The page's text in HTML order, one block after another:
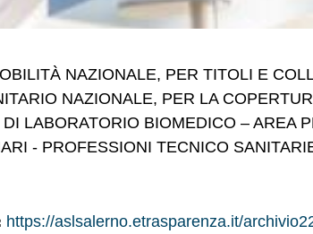
NAZIONALE, PER TITOLI E
NAZIONALE, PER LA
LABORATORIO BIOMEDICO – AREA
- PROFESSIONI TECNICO
https://aslsalerno.etrasparenza.it/